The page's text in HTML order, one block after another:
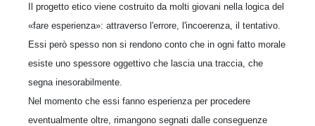
Il progetto etico viene costruito da molti giovani nella logica del
«fare esperienza»: attraverso l'errore, l'incoerenza, il tentativo.
Essi però spesso non si rendono conto che in ogni fatto morale
esiste uno spessore oggettivo che lascia una traccia, che
segna inesorabilmente.
Nel momento che essi fanno esperienza per procedere
eventualmente oltre, rimangono segnati dalle conseguenze